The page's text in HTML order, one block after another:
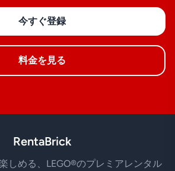
今すぐ登録
料金を見る
RentaBrick
しめる、LEGO®のプレミアレンタル